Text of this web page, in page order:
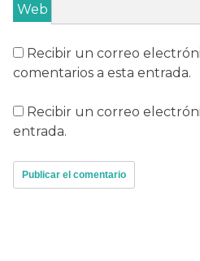
Web
Recibir un correo
comentarios a esta entrada.
Recibir un correo
entrada.